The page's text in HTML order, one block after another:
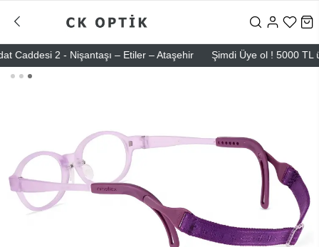
2 - Nişantaşı – Etiler – Ataşehir Şimdi Üye ol ! 5000 TL